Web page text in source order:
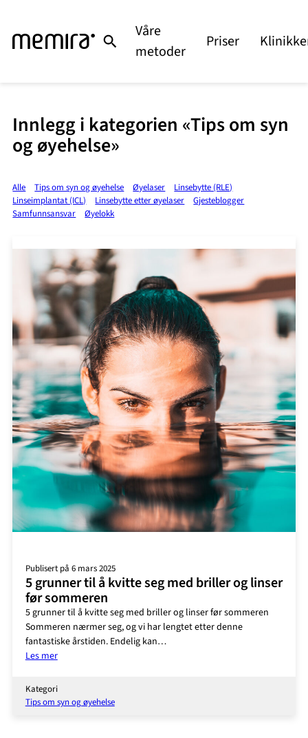
Våre
metoder
Priser
Innlegg i kategorien «Tips om syn
og øyehelse»
Alle Tips om syn og øyehelse Øyelaser
Linsebytte (RLE)
Linseimplantat (ICL)
Linsebytte etter øyelaser
Gjesteblogger
Samfunnsansvar
Øyelokk
Publisert på 6 mars 2025
5 grunner til å kvitte seg med briller og linser
før sommeren
5 grunner til å kvitte seg med briller og linser før sommeren
Sommeren nærmer seg, og vi har lengtet etter denne
fantastiske årstiden. Endelig kan…
Les mer:
grunner
til
Kategori
Tips om syn og øyehelse